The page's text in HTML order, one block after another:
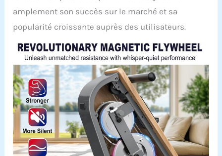
amplement son succès sur le marché et sa
popularité croissante auprès des utilisateurs.